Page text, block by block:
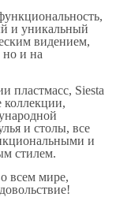
и уникальный
видением,
но и на
пластмасс, Siesta
коллекции,
и столы, все
и
стилем.
всем мире,